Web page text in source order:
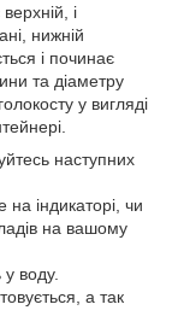
і
нижній
і починає
та діаметру
у вигляді
наступних
індикаторі, чи
на вашому
воду.
а так